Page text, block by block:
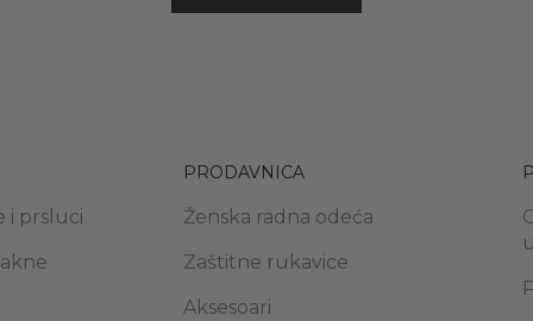
i prsluci
PRODAVNICA
Ženska radna odeća
Zaštitne rukavice
Aksesoari